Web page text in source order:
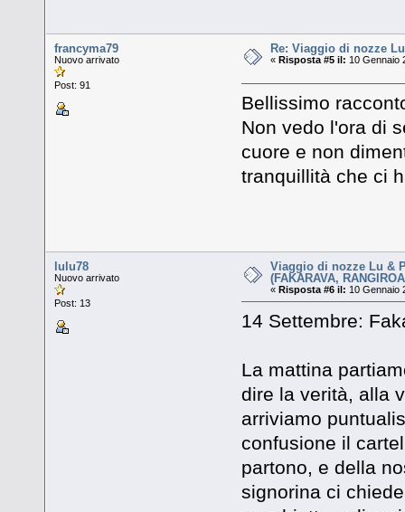
francyma79
Nuovo arrivato
Post: 91
Re: Viaggio di nozze
«Risposta #5 il: 10 Gennaio
Bellissimo
Non vedo l'ora di
cuore e non
tranquillità che ci
lulu78
Nuovo arrivato
Post: 13
Viaggio di nozze Lu &
(FAKARAVA,
«Risposta #6 il: 10 Gennaio
14 Settembre:
La mattina
dire la verità, alla
arriviamo
confusione il
partono, e della
signorina ci